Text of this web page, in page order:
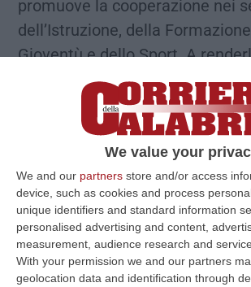
We value your
We and our partners store and/or access
device, such as cookies and process
unique identifiers and standard information
personalised advertising and content,
measurement, audience research and
With your permission we and our partners
geolocation data and identification through
promuove la cooperazione nei
dell’Istruzione, della
Gioventù e dello Sport. A
stesso ateneo il quale fa sapere
Ministero dell’Università e della
sottolineato come siano solo 4
italiane a beneficiare di questa
università della Calabria,
Ferrara e di Salerno. “L’Unical
l’ateneo – entra così a far parte
delle 21 università italiane
Commissione europea,